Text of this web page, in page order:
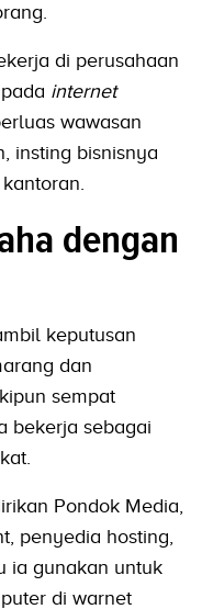
di perusahaan
internet
wawasan
insting bisnisnya
dengan
keputusan
dan
sempat
bekerja sebagai
Pondok Media,
penyedia hosting,
ia gunakan untuk
di warnet